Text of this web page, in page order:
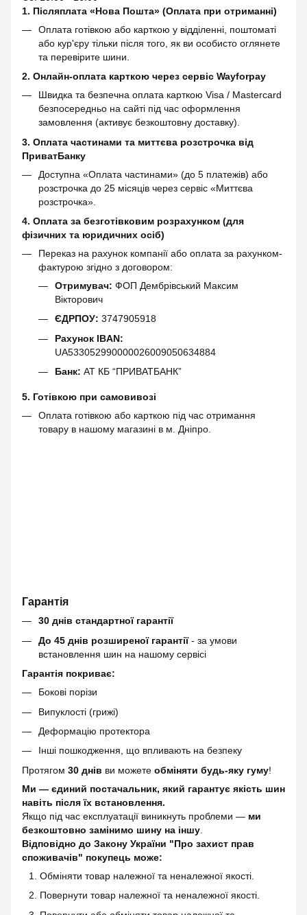
1. Післяплата «Нова Пошта» (Оплата при отриманні)
Оплата готівкою або карткою у відділенні, поштоматі
або кур'єру тільки після того, як ви особисто оглянете
та перевірите шини.
2. Онлайн-оплата карткою через сервіс Wayforpay
Швидка та безпечна оплата карткою Visa / Mastercard
безпосередньо на сайті під час оформлення
замовлення (активує безкоштовну доставку).
3. Оплата частинами та миттєва розстрочка від
ПриватБанку
Доступна «Оплата частинами» (до 5 платежів) або
розстрочка до 25 місяців через сервіс «Миттєва
розстрочка».
4. Оплата за безготівковим розрахунком (для
фізичних та юридичних осіб)
Переказ на рахунок компанії або оплата за рахунком-
фактурою згідно з договором:
Отримувач: ФОП Дембрівський Максим
Вікторович
ЄДРПОУ: 3747905918
Рахунок IBAN:
UA533052990000026009050634884
Банк: АТ КБ “ПРИВАТБАНК”
5. Готівкою при самовивозі
Оплата готівкою або карткою під час отримання
товару в нашому магазині в м. Дніпро.
Гарантія
30 днів стандартної гарантії
До 45 днів розширеної гарантії- за умови
встановлення шин на нашому сервісі
Гарантія покриває:
Бокові порізи
Випуклості (грижі)
Деформацію протектора
Інші пошкодження, що впливають на безпеку
Протягом 30 днів ви можете обміняти будь-яку гуму!
Ми — єдиний постачальник, який гарантує якість шин
навіть після їх встановлення.
Якщо під час експлуатації виникнуть проблеми — ми
безкоштовно замінимо шину на іншу
Відповідно до Закону України "Про захист прав
споживачів" покупець може:
Обміняти товар належної та неналежної якості.
Повернути товар належної та неналежної якості.